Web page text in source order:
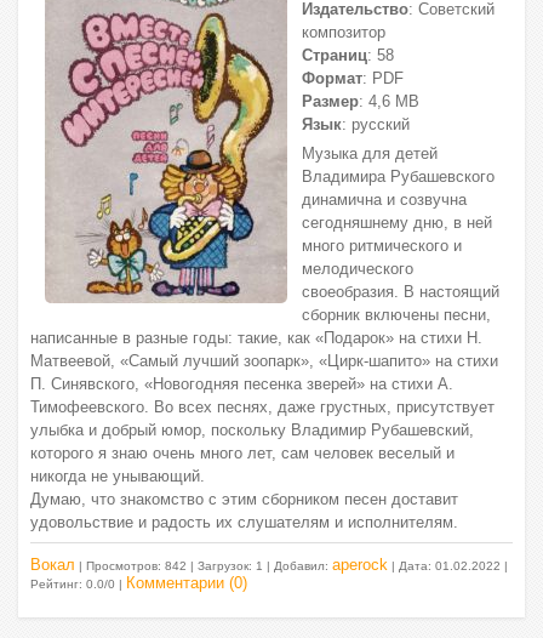
Издательство: Советский
композитор
Страниц: 58
Формат: PDF
Размер: 4,6 МВ
Язык: русский
Музыка для детей
Владимира Рубашевского
динамична и созвучна
сегодняшнему дню, в ней
много ритмического и
мелодического
своеобразия. В настоящий
сборник включены песни,
написанные в разные годы: такие, как «Подарок» на стихи Н.
Матвеевой, «Самый лучший зоопарк», «Цирк-шапито» на стихи
П. Синявского, «Новогодняя песенка зверей» на стихи А.
Тимофеевского. Во всех песнях, даже грустных, присутствует
улыбка и добрый юмор, поскольку Владимир Рубашевский,
которого я знаю очень много лет, сам человек веселый и
никогда не унывающий.
Думаю, что знакомство с этим сборником песен доставит
удовольствие и радость их слушателям и исполнителям.
Вокал | Просмотров: 842 | Загрузок: 1 | Добавил: aperock | Дата: 01.02.2022 |
Рейтинг: 0.0/0 | Комментарии (0)